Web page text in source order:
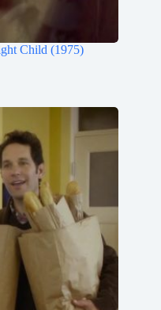
Child (1975)